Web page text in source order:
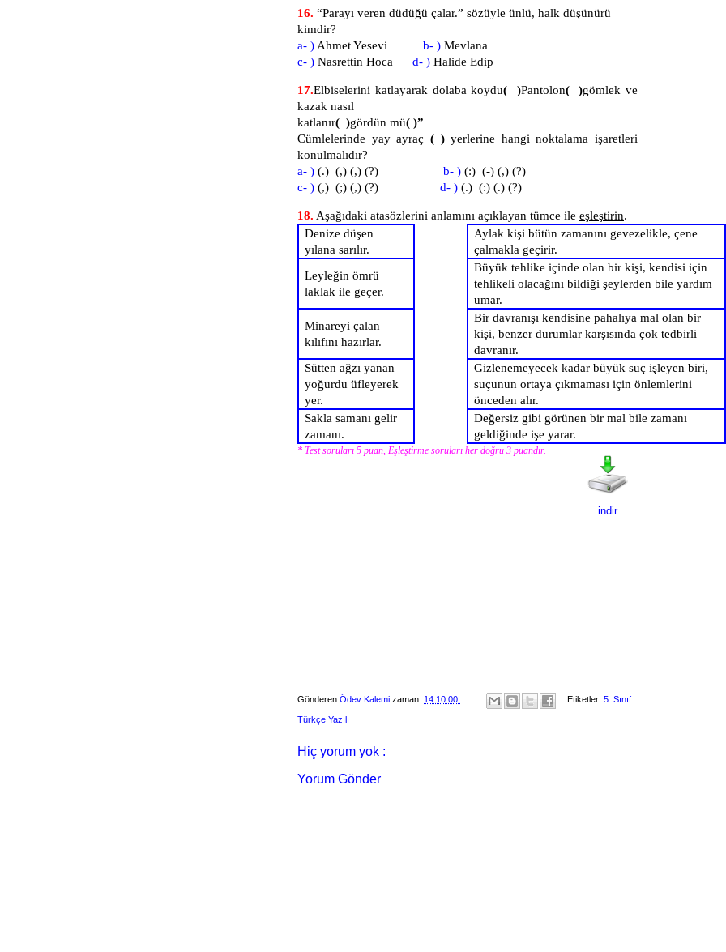
16. “Parayı veren düdüğü çalar.” sözüyle ünlü, halk düşünürü
kimdir?
a- ) Ahmet Yesevi b- ) Mevlana
c- ) Nasrettin Hoca d- ) Halide Edip
17.Elbiselerini katlayarak dolaba koydu( )Pantolon( )gömlek ve
kazak nasıl
katlanır( )gördün mü( )”
Cümlelerinde yay ayraç ( )yerlerine hangi noktalama işaretleri
konulmalıdır?
a- ) (.) (,) (,) (?) b- ) (:) (-) (,) (?)
c- ) (,) (;) (,) (?) d- ) (.) (:) (.) (?)
18. Aşağıdaki atasözlerini anlamını açıklayan tümce ile eşleştirin.
Denize düşen
yılana sarılır.
Aylak kişi bütün zamanını gevezelikle, çene
çalmakla geçirir.
Leyleğin ömrü
laklak ile geçer.
Büyük tehlike içinde olan bir kişi, kendisi için
tehlikeli olacağını bildiği şeylerden bile yardım
umar.
Minareyi çalan
kılıfını hazırlar.
Bir davranışı kendisine pahalıya mal olan bir
kişi, benzer durumlar karşısında çok tedbirli
davranır.
Sütten ağzı yanan
yoğurdu üfleyerek
yer.
Gizlenemeyecek kadar büyük suç işleyen biri,
suçunun ortaya çıkmaması için önlemlerini
önceden alır.
Sakla samanı gelir
zamanı.
Değersiz gibi görünen bir mal bile zamanı
geldiğinde işe yarar.
indir
* Test soruları 5 puan, Eşleştirme soruları her doğru 3 puandır.
Gönderen Ödev Kalemi zaman: 14:10:00 Etiketler: 5. Sınıf
Türkçe Yazılı
Hiç yorum yok :
Yorum Gönder